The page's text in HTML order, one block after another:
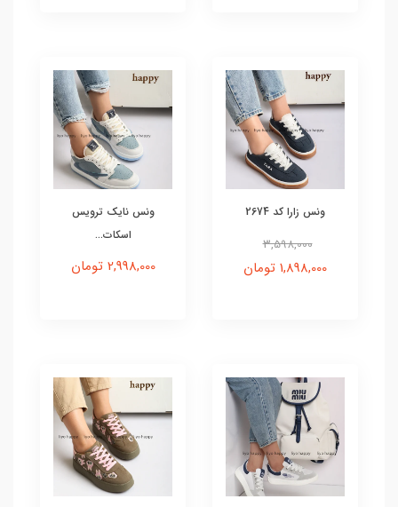
ونس زارا کد 2674
3,598,000
1,898,000 تومان
ونس نایک ترویس
اسکات...
2,998,000 تومان